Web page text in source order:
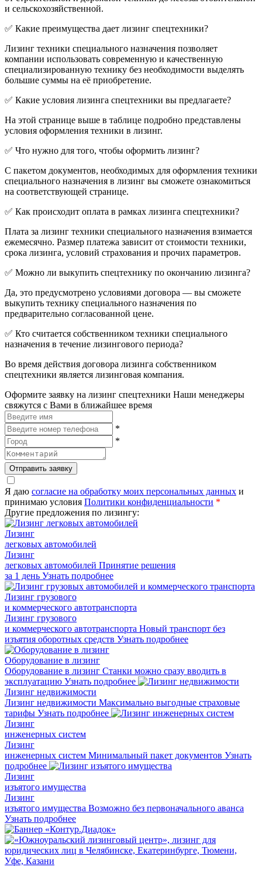
и сельскохозяйственной.
✅ Какие преимущества дает лизинг спецтехники?
Лизинг техники специального назначения позволяет
компании использовать современную и качественную
специализированную технику без необходимости выделять
большие суммы на её приобретение.
✅ Какие условия лизинга спецтехники вы предлагаете?
На этой странице выше в таблице подробно представлены
условия оформления техники в лизинг.
✅ Что нужно для того, чтобы оформить лизинг?
С пакетом документов, необходимых для оформления техники
специального назначения в лизинг вы сможете ознакомиться
на соответствующей странице.
✅ Как происходит оплата в рамках лизинга спецтехники?
Плата за лизинг техники специального назначения взимается
ежемесячно. Размер платежа зависит от стоимости техники,
срока лизинга, условий страхования и прочих параметров.
✅ Можно ли выкупить спецтехнику по окончанию лизинга?
Да, это предусмотрено условиями договора — вы сможете
выкупить технику специального назначения по
предварительно согласованной цене.
✅ Кто считается собственником техники специального
назначения в течение лизингового периода?
Во время действия договора лизинга собственником
спецтехники является лизинговая компания.
Оформите заявку на лизинг спецтехники Наши менеджеры
свяжутся с Вами в ближайшее время
*
*
Отправить заявку
Я даю согласие на обработку моих персональных данных и
принимаю условия Политики конфиденциальности *
Другие предложения по лизингу:
Лизинг
легковых автомобилей
Лизинг
легковых автомобилей Принятие решения
за 1 день Узнать подробнее
Лизинг грузового
и коммерческого автотранспорта
Лизинг грузового
и коммерческого автотранспорта Новый транспорт без
изъятия оборотных средств Узнать подробнее
Оборудование в лизинг
Оборудование в лизинг Станки можно сразу вводить в
эксплуатацию Узнать подробнее
Лизинг недвижимости
Лизинг недвижимости Максимально выгодные страховые
тарифы Узнать подробнее
Лизинг
инженерных систем
Лизинг
инженерных систем Минимальный пакет документов Узнать
подробнее
Лизинг
изъятого имущества
Лизинг
изъятого имущества Возможно без первоначального аванса
Узнать подробнее